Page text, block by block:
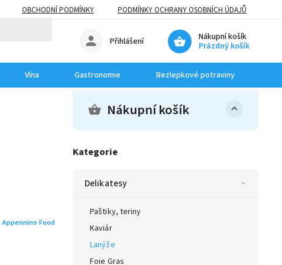
OBCHODNÍ PODMÍNKY PODMÍNKY OCHRANY OSOBNÍCH ÚDAJŮ
Nákupní košík
Prázdný košík
Přihlášení
Vína Gastronomie Bezlepkové potraviny
Nákupní košík
Kategorie
Delikatesy
Paštiky, teriny
Kaviár
Lanýže
Foie Gras
Appennino Food